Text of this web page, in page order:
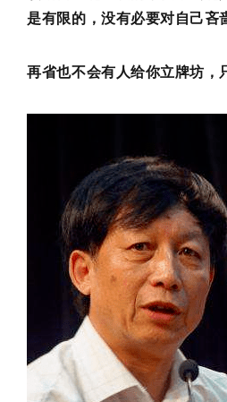
是有限的，没有必要对自己吝
再省也不会有人给你立牌坊，